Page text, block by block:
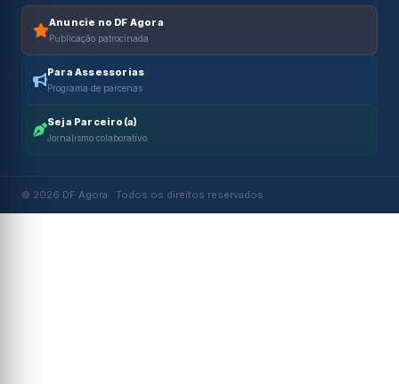
Anuncie no DF Agora
Publicação patrocinada
Para Assessorias
Programa de parcerias
Seja Parceiro(a)
Jornalismo colaborativo
© 2026 DF Agora · Todos os direitos reservados